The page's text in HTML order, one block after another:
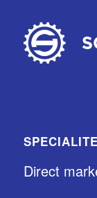
Direct